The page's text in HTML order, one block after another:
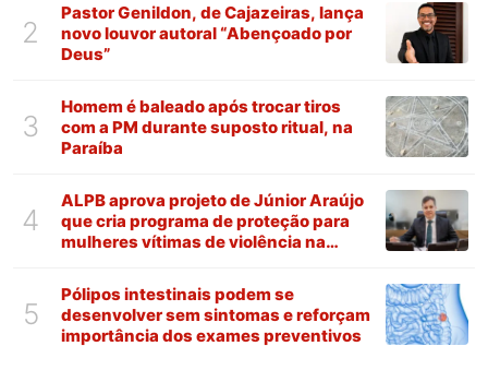
2
Pastor Genildon, de Cajazeiras, lança
novo louvor autoral “Abençoado por
Deus”
3
Homem é baleado após trocar tiros
com a PM durante suposto ritual, na
Paraíba
4
ALPB aprova projeto de Júnior Araújo
que cria programa de proteção para
mulheres vítimas de violência na
5
Pólipos intestinais podem se
desenvolver sem sintomas e reforçam
importância dos exames preventivos